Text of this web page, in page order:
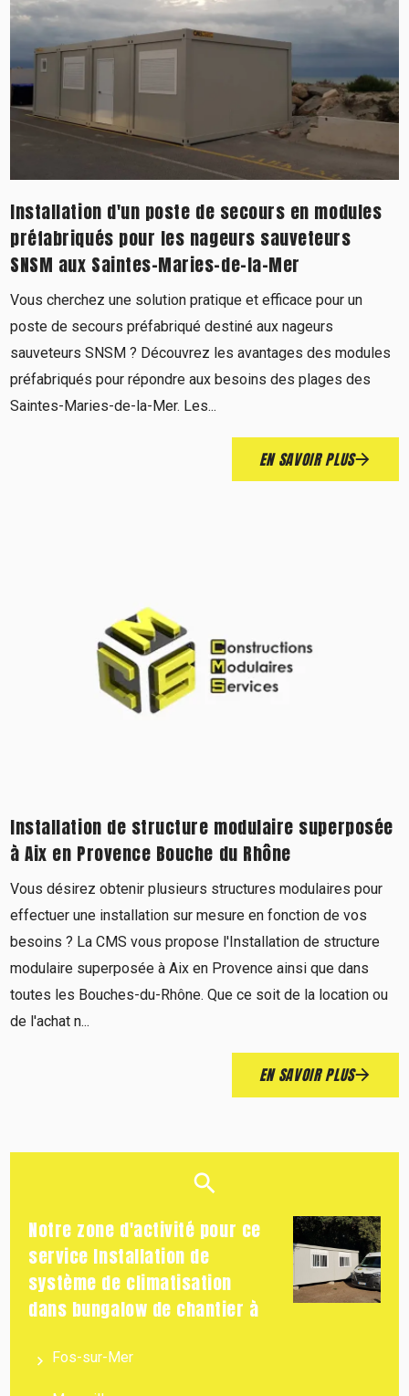
Installation d'un poste de secours en modules
préfabriqués pour les nageurs sauveteurs
SNSM aux Saintes-Maries-de-la-Mer
Vous cherchez une solution pratique et efficace pour un
poste de secours préfabriqué destiné aux nageurs
sauveteurs SNSM ? Découvrez les avantages des modules
préfabriqués pour répondre aux besoins des plages des
Saintes-Maries-de-la-Mer. Les...
EN SAVOIR PLUS
Installation de structure modulaire superposée
à Aix en Provence Bouche du Rhône
Vous désirez obtenir plusieurs structures modulaires pour
effectuer une installation sur mesure en fonction de vos
besoins ? La CMS vous propose l'Installation de structure
modulaire superposée à Aix en Provence ainsi que dans
toutes les Bouches-du-Rhône. Que ce soit de la location ou
de l'achat n...
EN SAVOIR PLUS
Notre zone d'activité pour ce
service Installation de
système de climatisation
dans bungalow de chantier à
Fos-sur-Mer